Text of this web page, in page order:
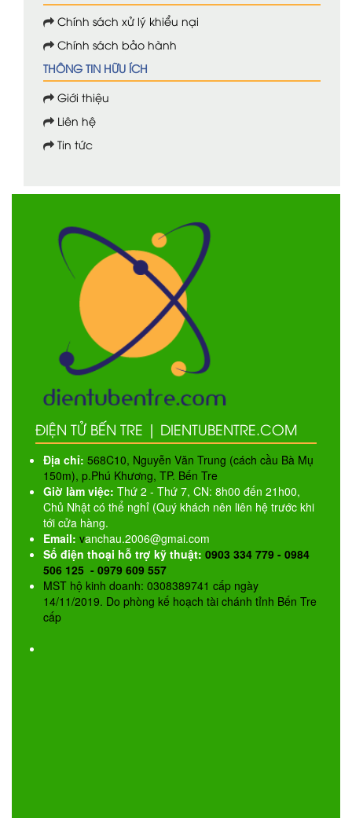
Chính sách xử lý khiểu nại
Chính sách bảo hành
THÔNG TIN HỮU ÍCH
Giới thiệu
Liên hệ
Tin tức
ĐIỆN TỬ BẾN TRE | DIENTUBENTRE.COM
Địa chỉ: 568C10, Nguyễn Văn Trung (cách cầu Bà Mụ
150m), p.Phú Khương, TP. Bến Tre
Giờ làm việc: Thứ 2 - Thứ 7, CN: 8h00 đến 21h00,
Chủ Nhật có thể nghỉ (Quý khách nên liên hệ trước khi
tới cửa hàng.
Email: vanchau.2006@gmai.com
Số điện thoại hỗ trợ kỹ thuật: 0903 334 779 - 0984
506 125 - 0979 609 557
MST hộ kinh doanh: 0308389741 cấp ngày
14/11/2019. Do phòng kế hoạch tài chánh tỉnh Bến Tre
cấp